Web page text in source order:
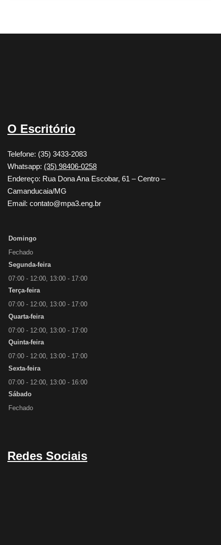
O Escritório
Telefone: (35) 3433-2083
Whatsapp: (35) 98406-0258
Endereço: Rua Dona Ana Escobar, 61 – Centro –
Camanducaia/MG
Email: contato@mpa3.eng.br
Domingo
Fechado
Segunda-feira
07:00 - 12:00, 13:00 - 17:00
Terça-feira
07:00 - 12:00, 13:00 - 17:00
Quarta-feira
07:00 - 12:00, 13:00 - 17:00
Quinta-feira
07:00 - 12:00, 13:00 - 17:00
Sexta-feira
07:00 - 12:00, 13:00 - 16:00
Sábado
Fechado
Redes Sociais